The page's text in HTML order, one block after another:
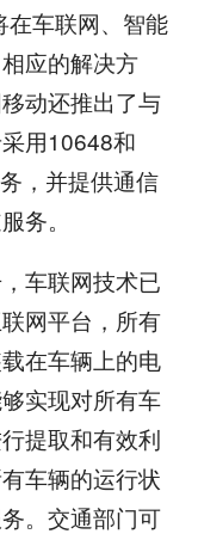
在车联网、智能
应的解决方
动还推出了与
用10648和
，并提供通信
务。
车联网技术已
网平台，所有
在车辆上的电
实现对所有车
提取和有效利
车辆的运行状
。交通部门可